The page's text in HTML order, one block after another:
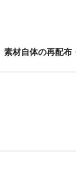
素材自体の再配布